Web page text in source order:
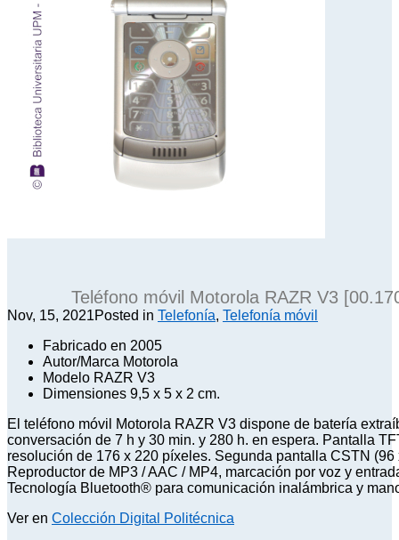
Teléfono móvil Motorola RAZR V3
Nov, 15, 2021Posted in Telefonía, Telefonía móvil
Fabricado en 2005
Autor/Marca Motorola
Modelo RAZR V3
Dimensiones 9,5 x 5 x 2 cm.
El teléfono móvil Motorola RAZR V3 dispone de batería
conversación de 7 h y 30 min. y 280 h. en espera. Pantalla
resolución de 176 x 220 píxeles. Segunda pantalla CSTN
Reproductor de MP3 / AAC / MP4, marcación por voz y
Tecnología Bluetooth® para comunicación inalámbrica y
Ver en Colección Digital Politécnica